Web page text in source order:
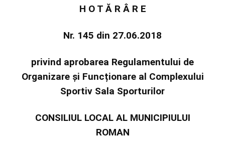
H O T Ă R Â R E
Nr. 145 din 27.06.2018
privind aprobarea Regulamentului de
Organizare și Funcționare al Complexului
Sportiv Sala Sporturilor
CONSILIUL LOCAL AL MUNICIPIULUI
ROMAN